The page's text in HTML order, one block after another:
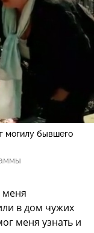
могилу бывшего
меня
в дом чужих
меня узнать и